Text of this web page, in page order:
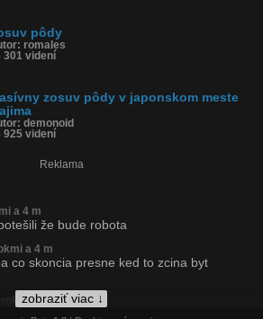
pôdy
romales
301 videní
zosuv pôdy v japonskom meste
demonoid
925 videní
Reklama
zobraziť viac ↓
a 4 m
že bude robota
a 4 m
co skoncia presne ked to zcina byt
a 4 m
zosype